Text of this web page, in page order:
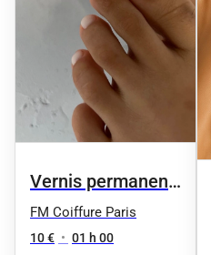
Vernis permanent
sur ongles de
pieds
FM Coiffure Paris
10 € • 01 h 00